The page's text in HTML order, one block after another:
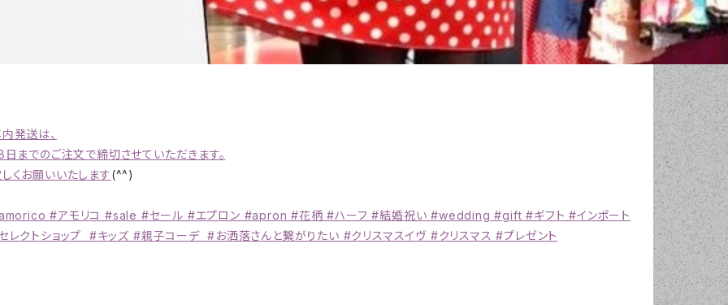
発送は、
日までのご注文で締切させていただきます。
くお願いいたします(^^)
#アモリコ #sale #セール #エプロン #apron #花柄 #ハーフ #結婚祝い #wedding #gift #ギフト #インポート
レクトショップ #キッズ #親子コーデ #お洒落さんと繋がりたい #クリスマスイヴ #クリスマス #プレゼント